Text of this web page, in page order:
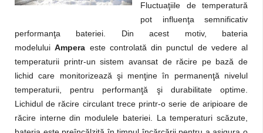
Fluctuaţiile de temperatură
pot influenţa semnificativ
performanţa bateriei. Din acest motiv, bateria
modeluluiAmpera este controlată din punctul de vedere al
temperaturii printr-un sistem avansat de răcire pe bază de
lichid care monitorizează şi menţine în permanenţă nivelul
temperaturii, pentru performanţă şi durabilitate optime.
Lichidul de răcire circulant trece printr-o serie de aripioare de
răcire interne din modulele bateriei. La temperaturi scăzute,